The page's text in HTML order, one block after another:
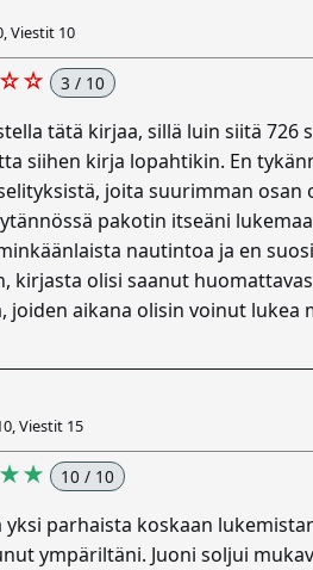
Viestit 10
3 / 10
tätä kirjaa, sillä luin siitä
siihen kirja lopahtikin. En
joita suurimman
pakotin itseäni
nautintoa ja en
kirjasta olisi saanut
joiden aikana olisin voinut lukea
Viestit 15
10 / 10
parhaista koskaan
ympäriltäni. Juoni soljui